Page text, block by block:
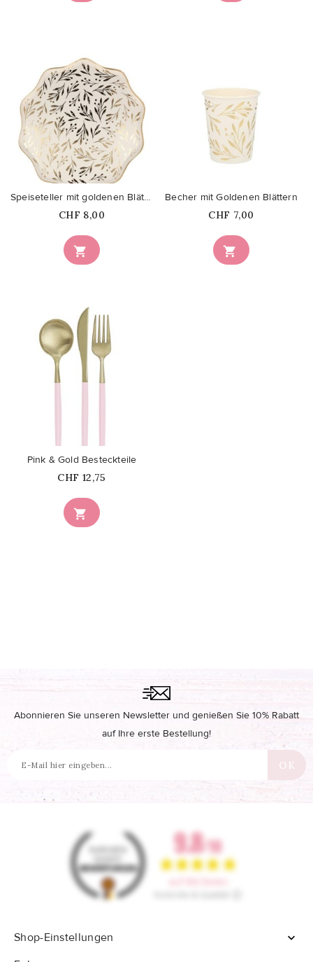
favorite_border

Speiseteller mit goldenen Blättern
Price
CHF 8,00

Becher mit Goldenen Blättern
Price
CHF 7,00

Pink & Gold Besteckteile
Price
CHF 12,75
Abonnieren Sie unseren Newsletter und genießen Sie 10% Rabatt
auf Ihre erste Bestellung!
Shop-Einstellungen
